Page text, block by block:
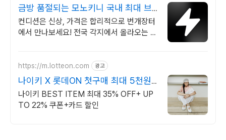
금방 품절되는 모노키니 국내 최대 브
랜드 중고거래
컨디션은 신상, 가격은 합리적으로 번개장터
에서 만나보세요! 전국 각지에서 올라오는 전
https://m.lotteon.com 광고
나이키 X 롯데ON 첫구매 최대 5천원
혜택!
나이키 BEST ITEM 최대 35% OFF+ UP
TO 22% 쿠폰+카드 할인